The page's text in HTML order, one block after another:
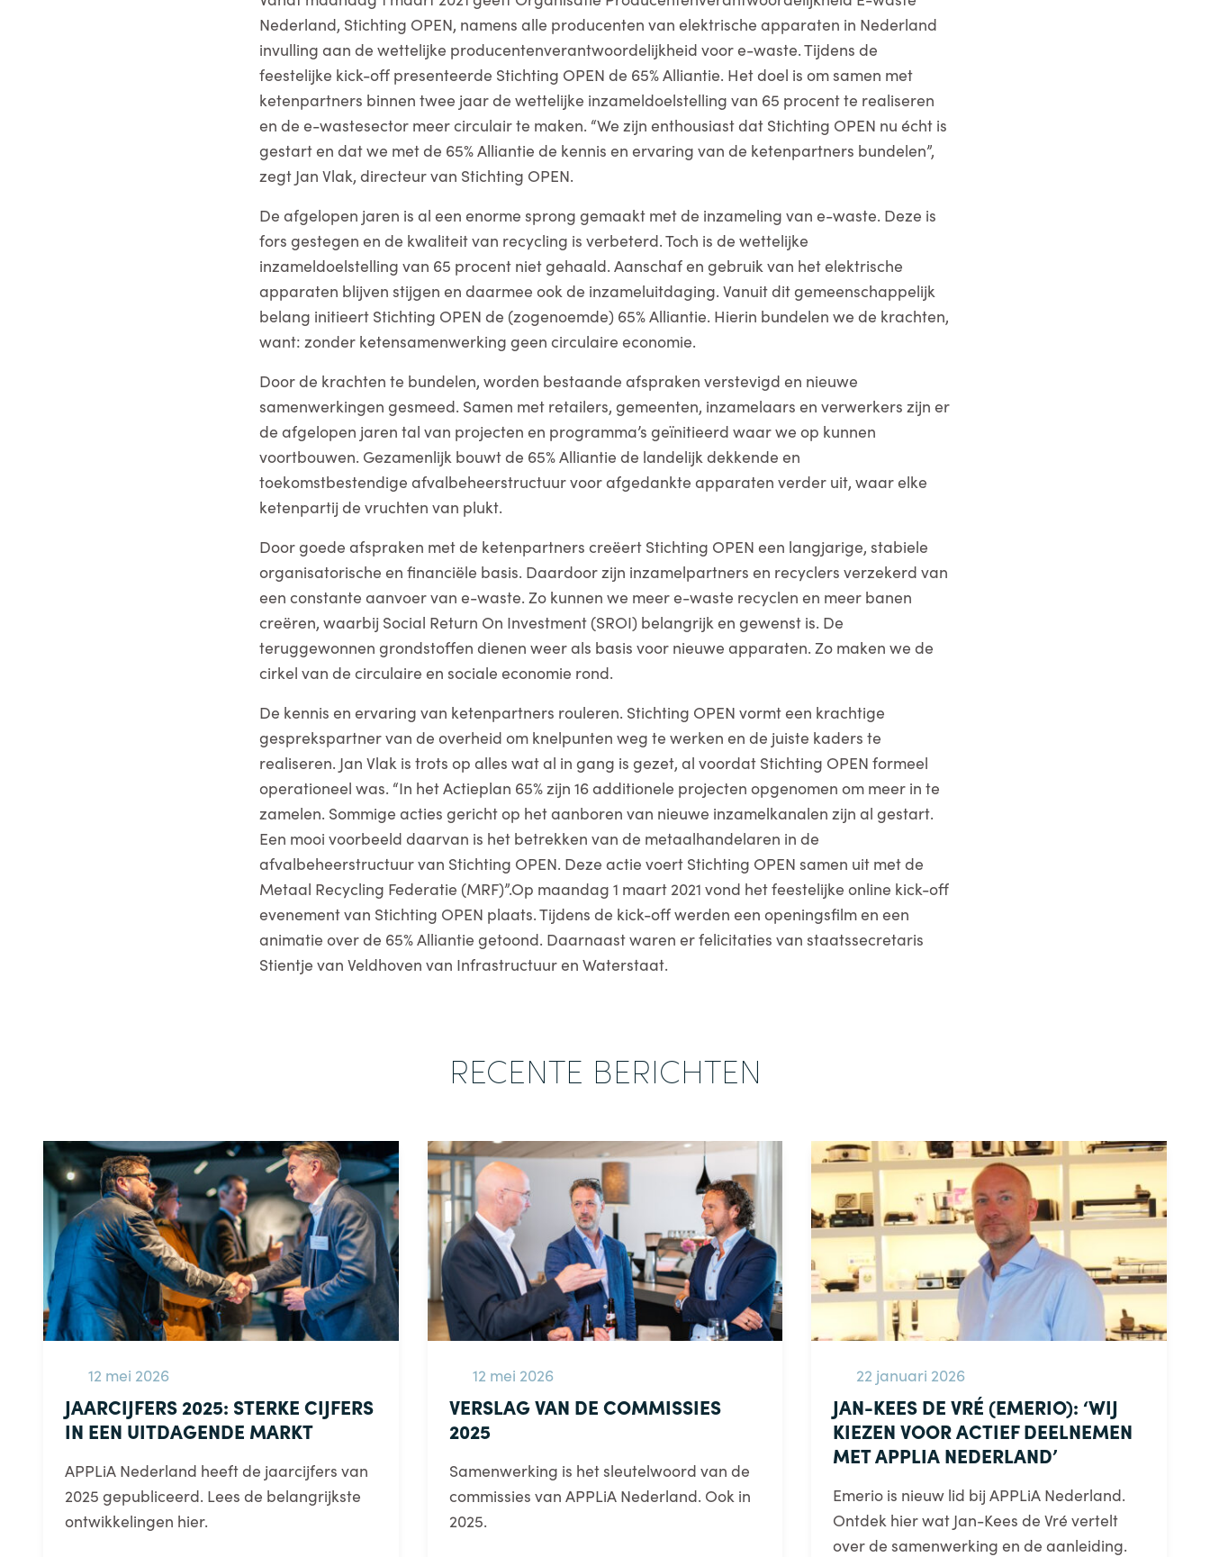
Nederland, Stichting OPEN, namens alle producenten van elektrische apparaten in Nederland
invulling aan de wettelijke producentenverantwoordelijkheid voor e-waste. Tijdens de
feestelijke kick-off presenteerde Stichting OPEN de 65% Alliantie. Het doel is om samen met
ketenpartners binnen twee jaar de wettelijke inzameldoelstelling van 65 procent te realiseren
en de e-wastesector meer circulair te maken. “We zijn enthousiast dat Stichting OPEN nu écht is
gestart en dat we met de 65% Alliantie de kennis en ervaring van de ketenpartners bundelen”,
zegt Jan Vlak, directeur van Stichting OPEN.
De afgelopen jaren is al een enorme sprong gemaakt met de inzameling van e-waste. Deze is
fors gestegen en de kwaliteit van recycling is verbeterd. Toch is de wettelijke
inzameldoelstelling van 65 procent niet gehaald. Aanschaf en gebruik van het elektrische
apparaten blijven stijgen en daarmee ook de inzameluitdaging. Vanuit dit gemeenschappelijk
belang initieert Stichting OPEN de (zogenoemde) 65% Alliantie. Hierin bundelen we de krachten,
want: zonder ketensamenwerking geen circulaire economie.
Door de krachten te bundelen, worden bestaande afspraken verstevigd en nieuwe
samenwerkingen gesmeed. Samen met retailers, gemeenten, inzamelaars en verwerkers zijn er
de afgelopen jaren tal van projecten en programma’s geïnitieerd waar we op kunnen
voortbouwen. Gezamenlijk bouwt de 65% Alliantie de landelijk dekkende en
toekomstbestendige afvalbeheerstructuur voor afgedankte apparaten verder uit, waar elke
ketenpartij de vruchten van plukt.
Door goede afspraken met de ketenpartners creëert Stichting OPEN een langjarige, stabiele
organisatorische en financiële basis. Daardoor zijn inzamelpartners en recyclers verzekerd van
een constante aanvoer van e-waste. Zo kunnen we meer e-waste recyclen en meer banen
creëren, waarbij Social Return On Investment (SROI) belangrijk en gewenst is. De
teruggewonnen grondstoffen dienen weer als basis voor nieuwe apparaten. Zo maken we de
cirkel van de circulaire en sociale economie rond.
De kennis en ervaring van ketenpartners rouleren. Stichting OPEN vormt een krachtige
gesprekspartner van de overheid om knelpunten weg te werken en de juiste kaders te
realiseren. Jan Vlak is trots op alles wat al in gang is gezet, al voordat Stichting OPEN formeel
operationeel was. “In het Actieplan 65% zijn 16 additionele projecten opgenomen om meer in te
zamelen. Sommige acties gericht op het aanboren van nieuwe inzamelkanalen zijn al gestart.
Een mooi voorbeeld daarvan is het betrekken van de metaalhandelaren in de
afvalbeheerstructuur van Stichting OPEN. Deze actie voert Stichting OPEN samen uit met de
Metaal Recycling Federatie (MRF)”.Op maandag 1 maart 2021 vond het feestelijke online kick-off
evenement van Stichting OPEN plaats. Tijdens de kick-off werden een openingsfilm en een
animatie over de 65% Alliantie getoond. Daarnaast waren er felicitaties van staatssecretaris
Stientje van Veldhoven van Infrastructuur en Waterstaat.
RECENTE BERICHTEN
12 mei 2026
JAARCIJFERS 2025: STERKE CIJFERS
IN EEN UITDAGENDE MARKT
APPLiA Nederland heeft de jaarcijfers van
2025 gepubliceerd. Lees de belangrijkste
ontwikkelingen hier.
12 mei 2026
VERSLAG VAN DE COMMISSIES
2025
Samenwerking is het sleutelwoord van de
commissies van APPLiA Nederland. Ook in
2025.
22 januari 2026
JAN-KEES DE VRÉ (EMERIO): ‘WIJ
KIEZEN VOOR ACTIEF DEELNEMEN
MET APPLIA NEDERLAND’
Emerio is nieuw lid bij APPLiA Nederland.
Ontdek hier wat Jan-Kees de Vré vertelt
over de samenwerking en de aanleiding.